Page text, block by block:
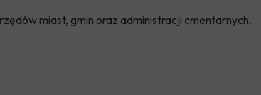
miast, gmin oraz administracji cmentarnych.